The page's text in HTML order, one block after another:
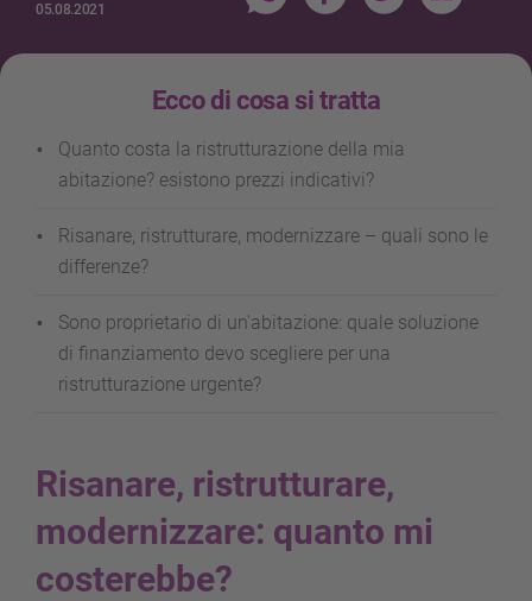
05.08.2021
Ecco di cosa si tratta
Quanto costa la ristrutturazione della mia
abitazione? esistono prezzi indicativi?
Risanare, ristrutturare, modernizzare – quali sono le
differenze?
Sono proprietario di un'abitazione: quale soluzione
di finanziamento devo scegliere per una
ristrutturazione urgente?
Risanare, ristrutturare,
modernizzare: quanto mi
costerebbe?